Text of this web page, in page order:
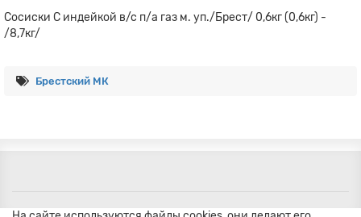
Сосиски С индейкой в/с п/а газ м. уп./Брест/ 0,6кг (0,6кг) -
/8,7кг/
Брестский МК